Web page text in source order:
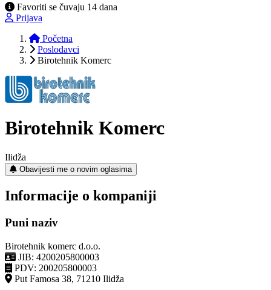
Favoriti se čuvaju 14 dana
Prijava
Početna
Poslodavci
Birotehnik Komerc
Birotehnik Komerc
Ilidža
Obavijesti me o novim oglasima
Informacije o kompaniji
Puni naziv
Birotehnik komerc d.o.o.
JIB: 4200205800003
PDV: 200205800003
Put Famosa 38, 71210 Ilidža